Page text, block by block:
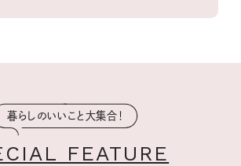
暮らしのいいこと大集合！
FEATURE